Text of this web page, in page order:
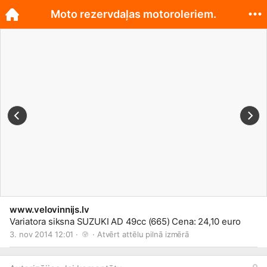
www.velovinnijs.lv
Variatora siksna SUZUKI AD 49cc (665) Cena: 24,10 euro
3. nov 2014 12:01 · · Atvērt attēlu pilnā izmērā
Moto rezervdaļas motoroleriem.